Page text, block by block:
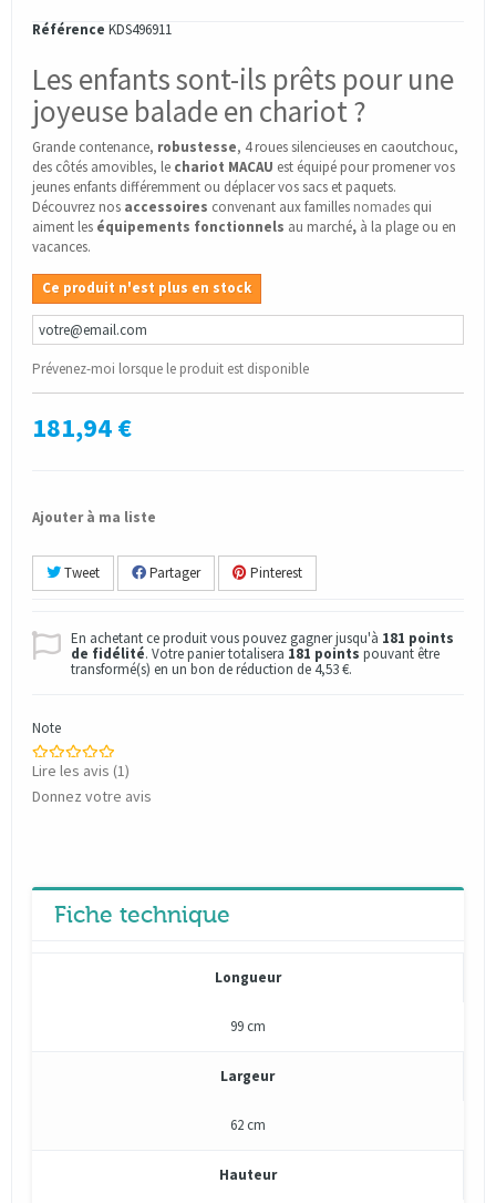
Référence KDS496911
Les enfants sont-ils prêts pour une
joyeuse balade en chariot ?
Grande contenance, robustesse, 4 roues silencieuses en caoutchouc,
des côtés amovibles, le chariot MACAU est équipé pour promener vos
jeunes enfants différemment ou déplacer vos sacs et paquets.
Découvrez nos accessoires convenant aux familles nomades qui
aiment les équipements fonctionnels au marché, à la plage ou en
vacances.
Ce produit n'est plus en stock
Prévenez-moi lorsque le produit est disponible
181,94 €
Ajouter à ma liste
Tweet Partager Pinterest
En achetant ce produit vous pouvez gagner jusqu'à 181 points
de fidélité. Votre panier totalisera 181 points pouvant être
transformé(s) en un bon de réduction de4,53 €.
Note
Lire les avis (1)
Donnez votre avis
Fiche technique
Longueur
99 cm
Largeur
62 cm
Hauteur